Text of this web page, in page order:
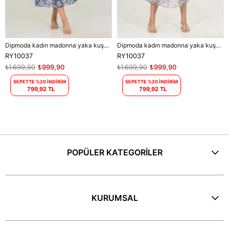
Dipmoda kadın madonna yaka kuşaklı desenli şifon elbise RY10037
RY10037
₺999,90
₺1.699,90
SEPETTE %20 İNDİRİM
799,92 TL
Dipmoda kadın madonna yaka kuşaklı desenli şifon elbise RY10037
RY10037
₺999,90
₺1.699,90
SEPETTE %20 İNDİRİM
799,92 TL
POPÜLER KATEGORİLER
KURUMSAL